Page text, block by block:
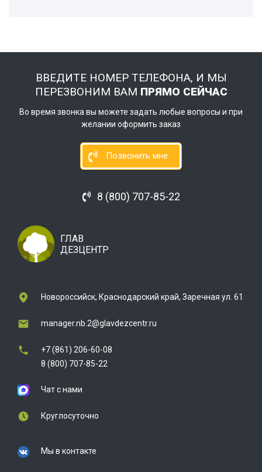
ВВЕДИТЕ НОМЕР ТЕЛЕФОНА, И МЫ
ПЕРЕЗВОНИМ ВАМ ПРЯМО СЕЙЧАС
Во время звонка вы можете задать любые вопросы и при
желании оформить заказ
Позвонить мне
8 (800) 707-85-22
ГЛАВ
ДЕЗЦЕНТР
Новороссийск, Краснодарский край, Заречная ул. 61
manager.nb.2@glavdezcentr.ru
+7 (861) 206-60-08
8 (800) 707-85-22
Чат с нами
Круглосуточно
Мы в контакте